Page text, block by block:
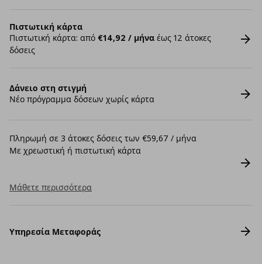
Πιστωτική κάρτα
Πιστωτική κάρτα: από €14,92 / μήνα έως 12 άτοκες
δόσεις
Δάνειο στη στιγμή
Νέο πρόγραμμα δόσεων χωρίς κάρτα
Πληρωμή σε 3 άτοκες δόσεις των €59,67 / μήνα
Με χρεωστική ή πιστωτική κάρτα
Μάθετε περισσότερα
Υπηρεσία Μεταφοράς